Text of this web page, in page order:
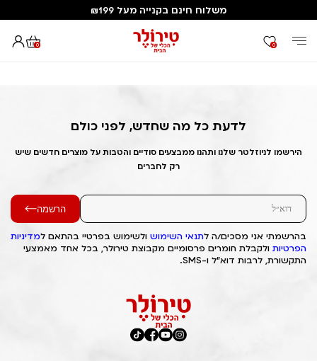
משלוח חינם בקנייה מעל ₪199
0 0
דף הבית Out of Stock Alert 2025/02/03 1738572375
לדעת כל מה שחדש, לפני כולם
הירשמו לניוזלטר שלנו ותהנו ממבצעים סודיים והטבות על מוצרים חדשים שיש
רק לחברים
הרשמה
בהרשמתי אני מסכים/ה לתנאי השימוש ולשימוש בפרטיי בהתאם למדיניות
הפרטיות ולקבלת חומרים פרסומיים מקבוצת טירולר, בכל אחד מאמצעי
התקשורת, לרבות דוא"ל ו-SMS.